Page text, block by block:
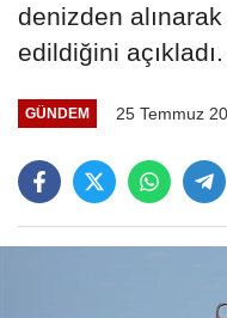
denizden
edildiğini açıkladı.
GÜNDEM 25 Temmuz